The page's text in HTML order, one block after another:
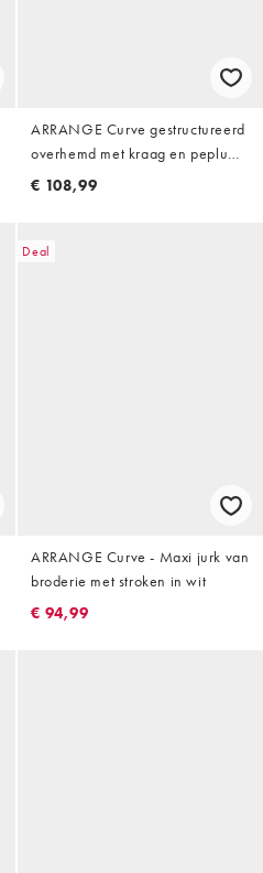
ARRANGE Curve gestructureerd
overhemd met kraag en peplum
en contrasterende knopen in wit
€ 108,99
Deal
ARRANGE Curve - Maxi jurk van
broderie met stroken in wit
€ 94,99